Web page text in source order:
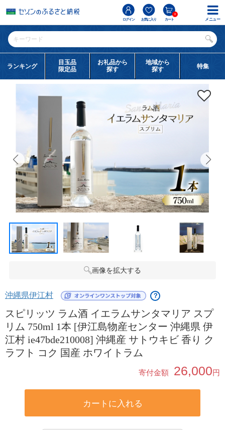
ログイン お気に入り カート
0
ランキング
目玉品
限定品
お礼品から
探す
地域から
探す
特集
画像を拡大する
沖縄県伊江村 ？
スピリッツ ラム酒 イエラムサンタマリア スプ
リム 750ml 1本 [伊江島物産センター 沖縄県 伊
江村 ie47bde210008] 沖縄産 サトウキビ 香り ク
ラフト コク 国産 ホワイトラム
寄付金額 26,000円
カートに入れる
メニュー